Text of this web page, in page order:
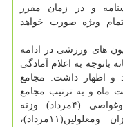
و در زمان مقرر
ویژه صورت خواهد
های ورزشی در ادامه
۶ مجمع سالیانه باتوجه به اعلام آمادگی
و اظهار داشت: مجامع
ها از تاریخ ۱۷ اردیبهشت ماه و به ترتیب مجامع
سالیانه فدراسیون های نجات غریق وغواصی (۴مرداد) وزنه
برداری(۵مرداد)، والیبال(۹مرداد)، جانبازان ومعلولین(۱۱مرداد)،